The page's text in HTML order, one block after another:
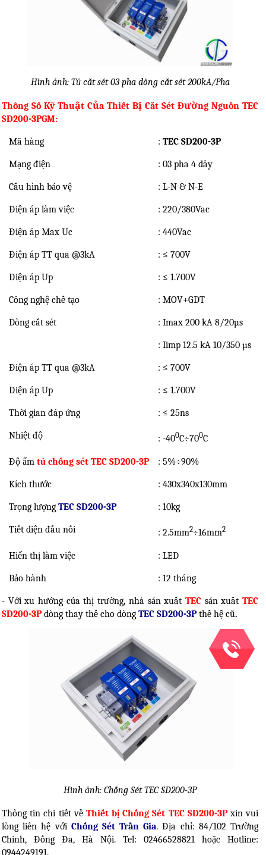
Hình ảnh: Tủ cắt sét 03 pha dòng cắt sét 200kA/Pha
Thông Số Kỹ Thuật Của Thiết Bị Cắt Sét Đường Nguồn TEC
SD200-3PGM:
Mã hàng : TEC SD200-3P
Mạng điện : 03 pha 4 dây
Cấu hình bảo vệ : L-N & N-E
Điện áp làm việc : 220/380Vac
Điện áp Max Uc : 440Vac
Điện áp TT qua @3kA : ≤ 700V
Điện áp Up : ≤ 1.700V
Công nghệ chế tạo : MOV+GDT
Dòng cắt sét : Imax 200 kA 8/20µs
: Iimp 12.5 kA 10/350 µs
Điện áp TT qua @3kA : ≤ 700V
Điện áp Up : ≤ 1.700V
Thời gian đáp ứng : ≤ 25ns
Nhiệt độ : -400C÷700C
Độ ẩm tủ chống sét TEC SD200-3P : 5%÷90%
Kích thước : 430x340x130mm
Trọng lượng TEC SD200-3P : 10kg
Tiết diện đấu nối : 2.5mm2÷16mm2
Hiển thị làm việc : LED
Bảo hành : 12 tháng
- Với xu hướng của thị trường, nhà sản xuất TECsản xuấtTEC
SD200-3Pdòng thay thế cho dòng TEC SD200-3Pthế hệ cũ.
Hình ảnh: Chống Sét TEC SD200-3P
Thông tin chi tiết về Thiết bị Chống Sét TEC SD200-3P xin vui
lòng liên hệ với Chống Sét Trần Gia. Địa chỉ: 84/102 Trường
Chinh, Đống Đa, Hà Nội. Tel: 02466528821 hoặc Hotline:
0944249191.